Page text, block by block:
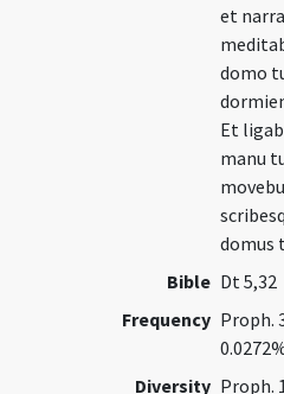
et
domo
Et
manu
domus
Bible Dt 5,32
Frequency Proph.
Diversity Proph.